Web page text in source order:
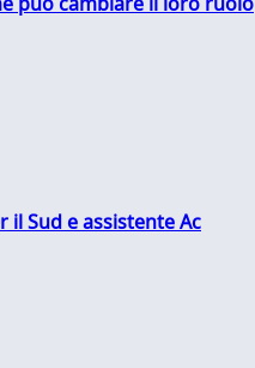
il Sud e assistente Ac